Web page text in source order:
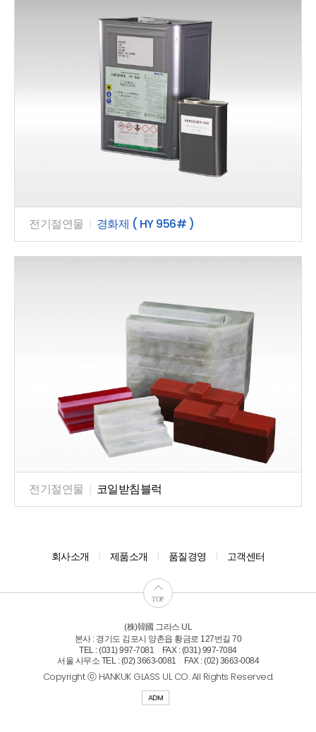
전기절연물 | 경화제 ( HY 956# )
전기절연물 | 코일받침블럭
회사소개 제품소개 품질경영 고객센터
TOP
(株)韓國 그라스 UL
본사 : 경기도 김포시 양촌읍 황금로 127번길 70
TEL : (031) 997-7081
FAX : (031) 997-7084
서울 사무소 TEL : (02) 3663-0081
FAX : (02) 3663-0084
Copyright ⓒ HANKUK GLASS UL CO. All Rights Reserved.
ADM